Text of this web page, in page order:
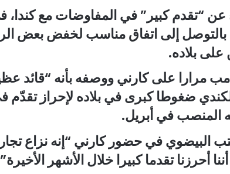
عن “تقدم كبير” في المفاوضات مع
إلى اتفاق مناسب لخفض بعض
بلاده.
مرارا على كارني ووصفه بأنه “قائد
ضغوطا كبرى في بلاده لإحراز تقدّم في
المنصب في أبريل.
البيضوي في حضور كارني “إنه نزاع
أحرزنا تقدما كبيرا خلال الأشهر